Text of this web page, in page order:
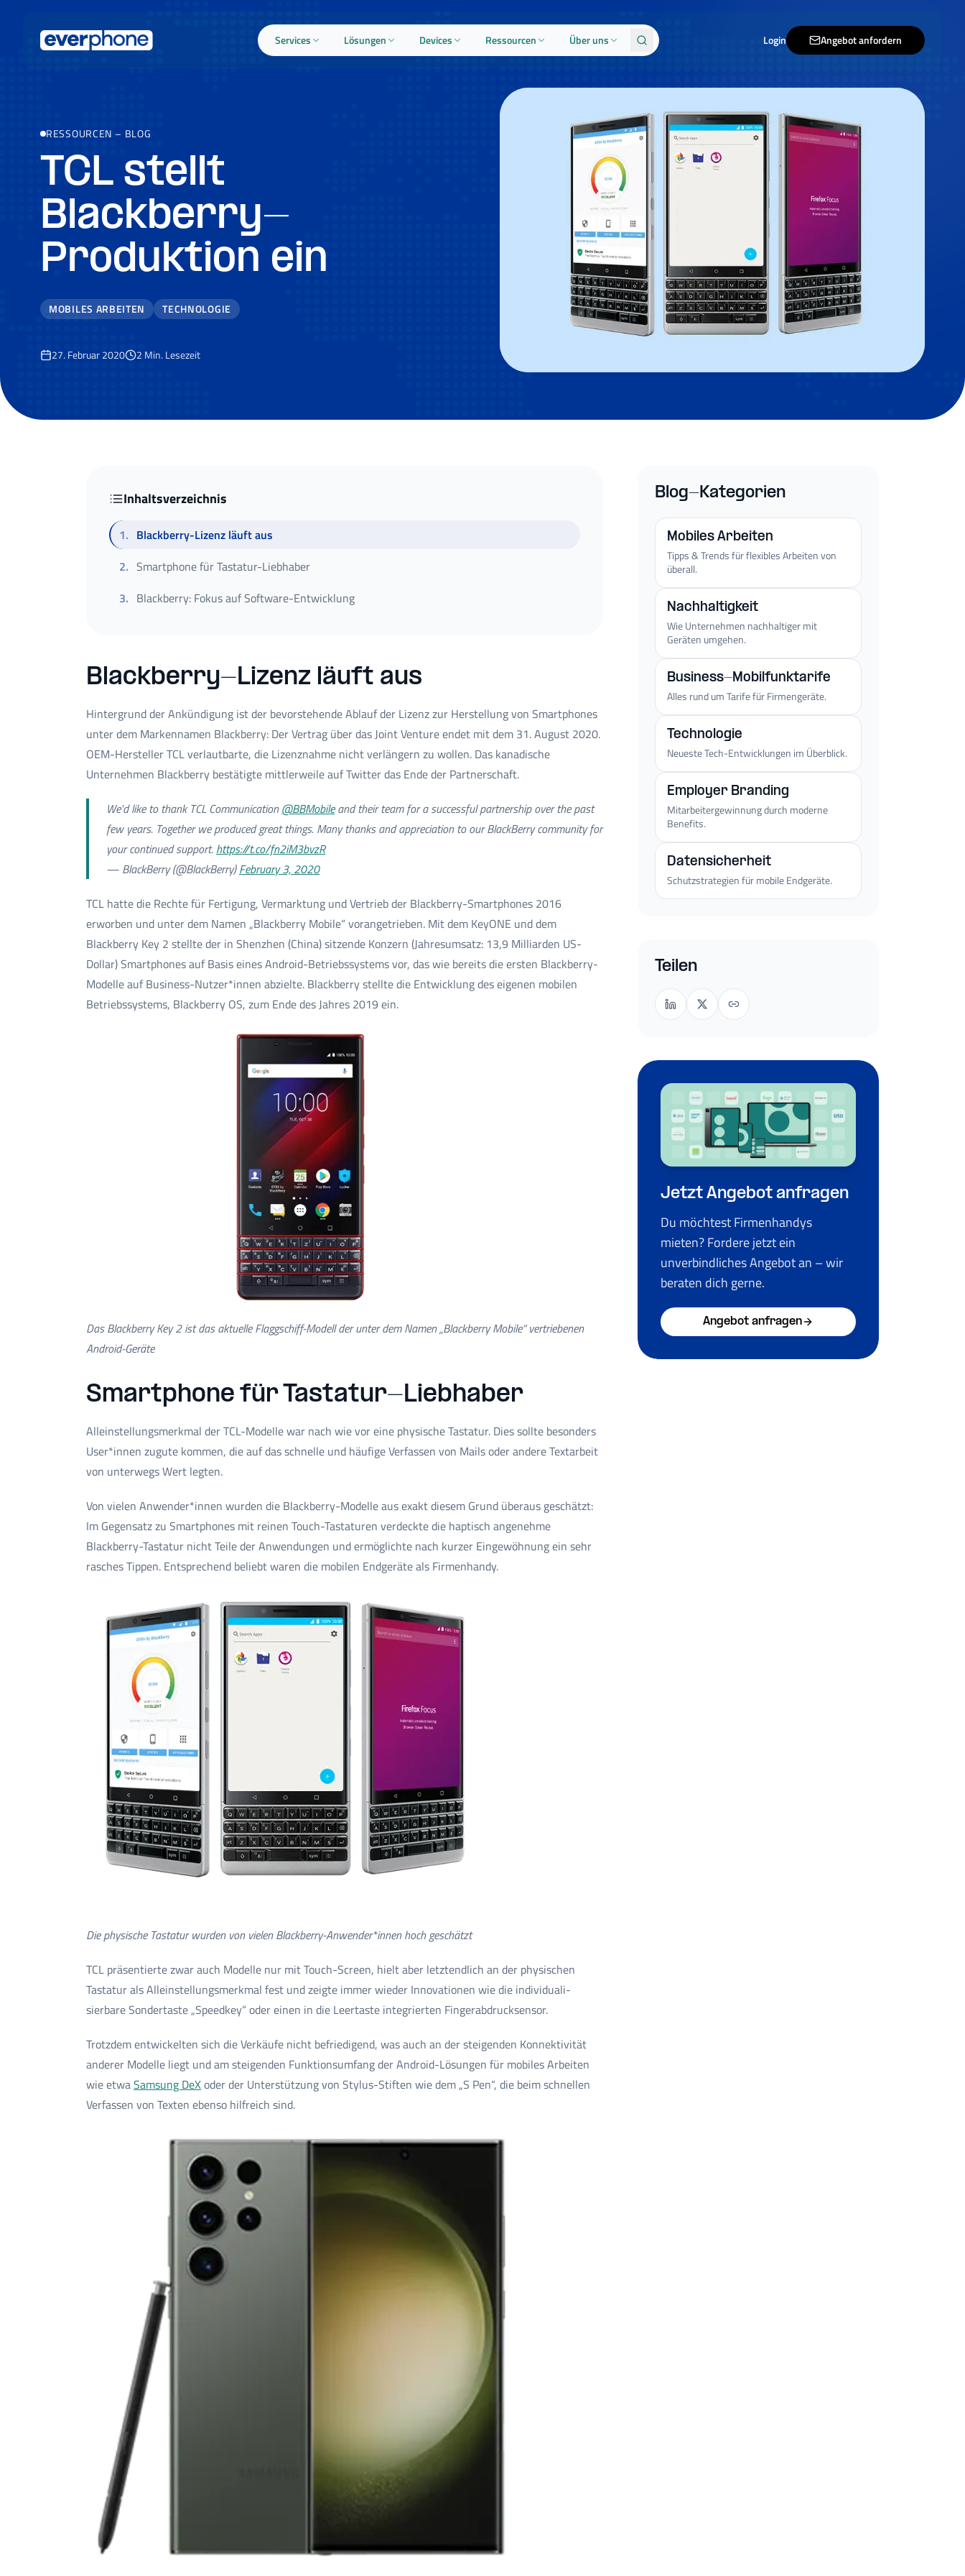
Services Lösungen Devices Ressourcen Über uns Login Angebot anfordern
RESSOURCEN – BLOG
TCL stellt
Blackberry-
Produktion ein
MOBILES ARBEITEN TECHNOLOGIE
27. Februar 2020 2 Min. Lesezeit
Inhaltsverzeichnis
1. Blackberry-Lizenz läuft aus
2. Smartphone für Tastatur-Liebhaber
3. Blackberry: Fokus auf Software-Entwicklung
Blackberry-Lizenz läuft aus
Hintergrund der Ankündigung ist der bevorstehende Ablauf der Lizenz zur Herstellung von Smartphones
unter dem Markennamen Blackberry: Der Vertrag über das Joint Venture endet mit dem 31. August 2020.
OEM-Hersteller TCL verlautbarte, die Lizenznahme nicht verlängern zu wollen. Das kanadische
Unternehmen Blackberry bestätigte mittlerweile auf Twitter das Ende der Partnerschaft.
We'd like to thank TCL Communication@BBMobileand their team for a successful partnership over the past
few years. Together we produced great things. Many thanks and appreciation to our BlackBerry community for
your continued support. https://t.co/fn2iM3bvzR
— BlackBerry (@BlackBerry)February 3, 2020
TCL hatte die Rechte für Fertigung, Vermarktung und Vertrieb der Blackberry-Smartphones 2016
erworben und unter dem Namen „Blackberry Mobile“ vorangetrieben. Mit dem KeyONE und dem
Blackberry Key 2 stellte der in Shenzhen (China) sitzende Konzern (Jahresumsatz: 13,9 Milliarden US-
Dollar) Smartphones auf Basis eines Android-Betriebssystems vor, das wie bereits die ersten Blackberry-
Modelle auf Business-Nutzer*innen abzielte. Blackberry stellte die Entwicklung des eigenen mobilen
Betriebssystems, Blackberry OS, zum Ende des Jahres 2019 ein.
Das Blackberry Key 2 ist das aktuelle Flaggschiff-Modell der unter dem Namen „Blackberry Mobile“ vertriebenen
Android-Geräte
Smartphone für Tastatur-Liebhaber
Alleinstellungsmerkmal der TCL-Modelle war nach wie vor eine physische Tastatur. Dies sollte besonders
User*innen zugute kommen, die auf das schnelle und häufige Verfassen von Mails oder andere Textarbeit
von unterwegs Wert legten.
Von vielen Anwender*innen wurden die Blackberry-Modelle aus exakt diesem Grund überaus geschätzt:
Im Gegensatz zu Smartphones mit reinen Touch-Tastaturen verdeckte die haptisch angenehme
Blackberry-Tastatur nicht Teile der Anwendungen und ermöglichte nach kurzer Eingewöhnung ein sehr
rasches Tippen. Entsprechend beliebt waren die mobilen Endgeräte als Firmenhandy.
Die physische Tastatur wurden von vielen Blackberry-Anwender*innen hoch geschätzt
TCL präsentierte zwar auch Modelle nur mit Touch-Screen, hielt aber letztendlich an der physischen
Tastatur als Alleinstellungsmerkmal fest und zeigte immer wieder Innovationen wie die indivi­dua­li­
sierbare Sonder­taste „Speedkey“ oder einen in die Leer­taste integrierten Finger­abdruck­sensor.
Trotzdem entwickelten sich die Verkäufe nicht befriedigend, was auch an der steigenden Konnektivität
anderer Modelle liegt und am steigenden Funktionsumfang der Android-Lösungen für mobiles Arbeiten
wie etwaSamsung DeXoder der Unterstützung von Stylus-Stiften wie dem „S Pen“, die beim schnellen
Verfassen von Texten ebenso hilfreich sind.
Blog-Kategorien
Mobiles Arbeiten
Tipps & Trends für flexibles Arbeiten von
überall.
Nachhaltigkeit
Wie Unternehmen nachhaltiger mit
Geräten umgehen.
Business-Mobilfunktarife
Alles rund um Tarife für Firmengeräte.
Technologie
Neueste Tech-Entwicklungen im Überblick.
Employer Branding
Mitarbeitergewinnung durch moderne
Benefits.
Datensicherheit
Schutzstrategien für mobile Endgeräte.
Teilen
Jetzt Angebot anfragen
Du möchtest Firmenhandys
mieten? Fordere jetzt ein
unverbindliches Angebot an – wir
beraten dich gerne.
Angebot anfragen